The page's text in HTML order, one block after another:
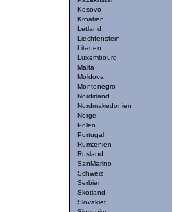
Kosovo
Kroatien
Letland
Liechtenstein
Litauen
Luxembourg
Malta
Moldova
Montenegro
Nordirland
Nordmakedonien
Norge
Polen
Portugal
Rumænien
Rusland
SanMarino
Schweiz
Serbien
Skotland
Slovakiet